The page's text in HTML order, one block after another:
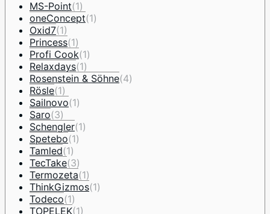
MS-Point(1)
oneConcept(1)
Oxid7(1)
Princess(1)
Profi Cook(1)
Relaxdays(1)
Rosenstein & Söhne(4)
Rösle(1)
Sailnovo(1)
Saro(3)
Schengler(1)
Spetebo(1)
Tamled(1)
TecTake(3)
Termozeta(1)
ThinkGizmos(1)
Todeco(1)
TOPELEK(1)